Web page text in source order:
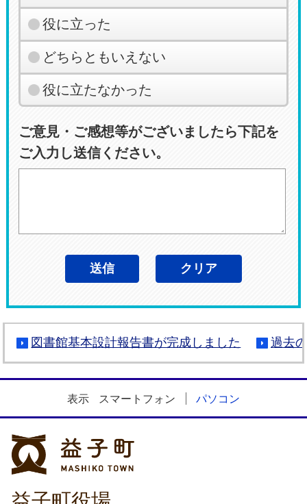
役に立った
どちらともいえない
役に立たなかった
ご意見・ご感想等がございましたら下記を
ご入力し送信ください。
図書館基本設計報告書が完成しました 過去
表示 スマートフォン パソコン